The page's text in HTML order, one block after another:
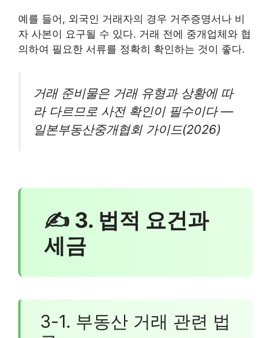
예를 들어, 외국인 거래자의 경우 거주증명서나 비
자 사본이 요구될 수 있다. 거래 전에 중개업체와 협
의하여 필요한 서류를 정확히 확인하는 것이 좋다.
거래 준비물은 거래 유형과 상황에 따
라 다르므로 사전 확인이 필수이다 —
일본부동산중개협회 가이드(2026)
✍ 3. 법적 요건과
세금
3-1. 부동산 거래 관련 법